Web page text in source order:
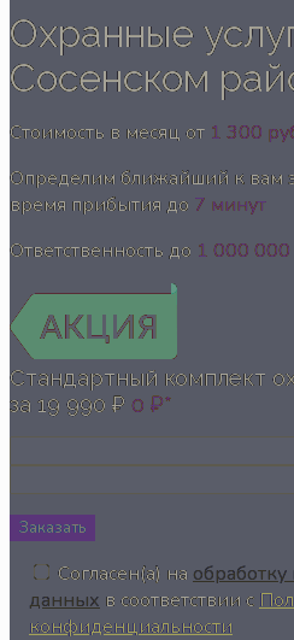
Охранные
Сосенском
Стоимость в месяц от 1 300
Определим ближайший к вам
время прибытия до 7 минут
Ответственность до 1 000 000
Стандартный комплект
за 19 990 ₽ 0 ₽*
Заказать
Согласен(а) на
данных в соответствии с
конфиденциальности